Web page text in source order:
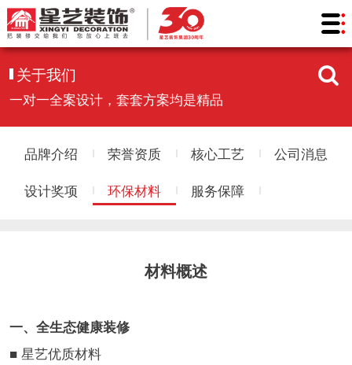
关于我们
一对一全案设计，套套方案均是精品
品牌介绍 荣誉资质 核心工艺
公司消息
设计奖项
环保材料 服务保障
材料概述
一、全生态健康装修
■ 星艺优质材料